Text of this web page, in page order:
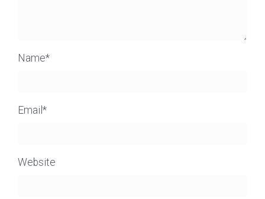
Name*
Email *
Website